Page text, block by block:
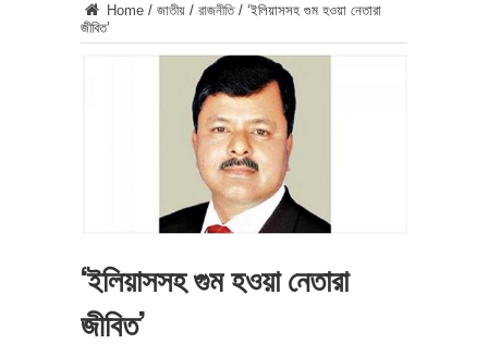
Home / জাতীয় / রাজনীতি / ‘ইলিয়াসসহ গুম হওয়া নেতারা
জীবিত’
‘ইলিয়াসসহ গুম হওয়া নেতারা
জীবিত’